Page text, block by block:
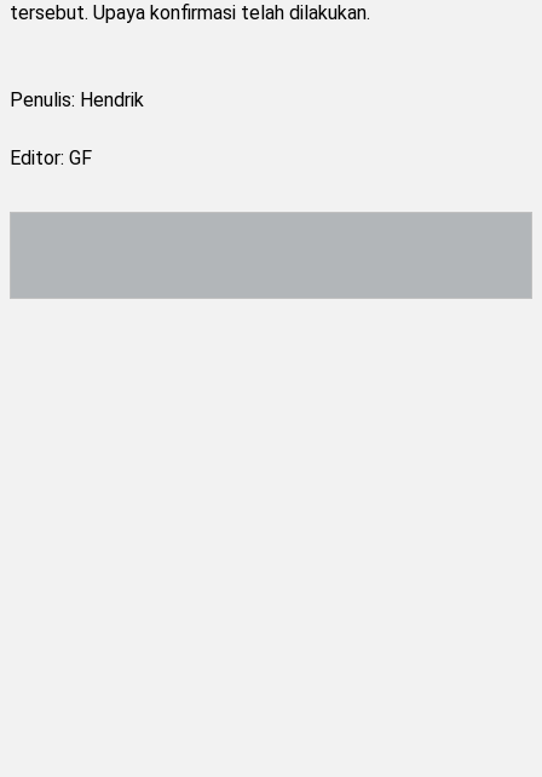
tersebut. Upaya konfirmasi telah dilakukan.
Penulis: Hendrik
Editor: GF